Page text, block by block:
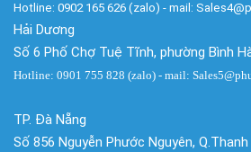
Hotline: 0902 165 626 (zalo) - mail:
Hải Dương
Số 6 Phố Chợ Tuệ Tĩnh, phường Bình
Hotline: 0901 755 828 (zalo) - mail:
TP. Đà Nẵng
Số 856 Nguyễn Phước Nguyên,